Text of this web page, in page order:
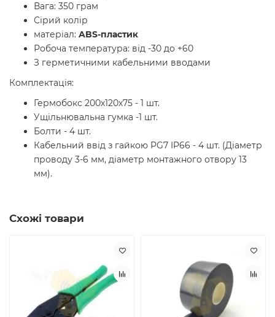
Вага: 350 грам
Сірий колір
матеріал: ABS-пластик
Робоча температура: від -30 до +60
З герметичними кабельними вводами
Комплектація:
Гермобокс 200х120х75 - 1 шт.
Ущільнювальна гумка -1 шт.
Болти - 4 шт.
Кабельний ввід з гайкою PG7 IP66 - 4 шт. (Діаметр
проводу 3-6 мм, діаметр монтажного отвору 13
мм).
Схожі товари